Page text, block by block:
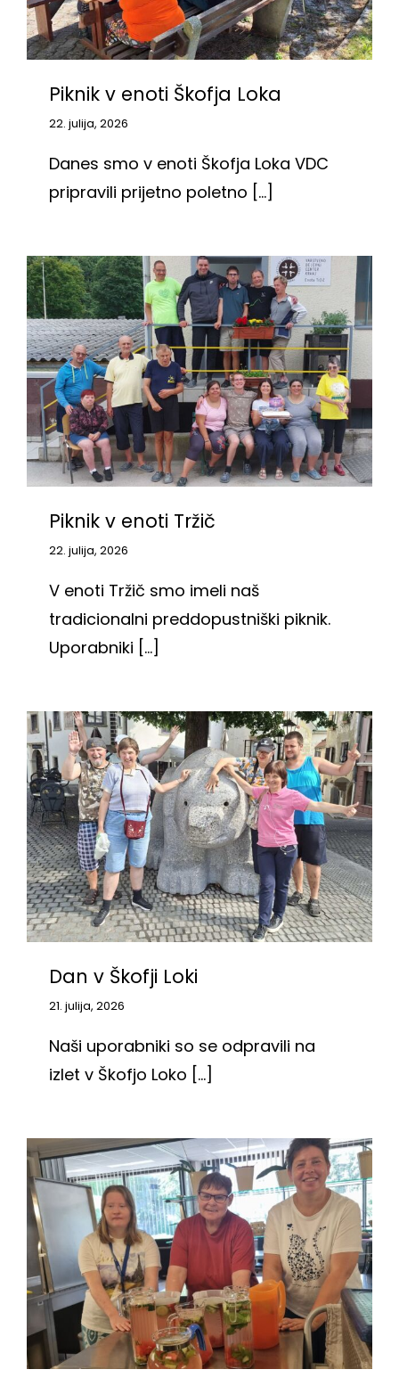
Piknik v enoti Škofja Loka
22. julija, 2026
Danes smo v enoti Škofja Loka VDC
pripravili prijetno poletno [...]
Piknik v enoti Tržič
22. julija, 2026
V enoti Tržič smo imeli naš
tradicionalni preddopustniški piknik.
Uporabniki [...]
Dan v Škofji Loki
21. julija, 2026
Naši uporabniki so se odpravili na
izlet v Škofjo Loko [...]